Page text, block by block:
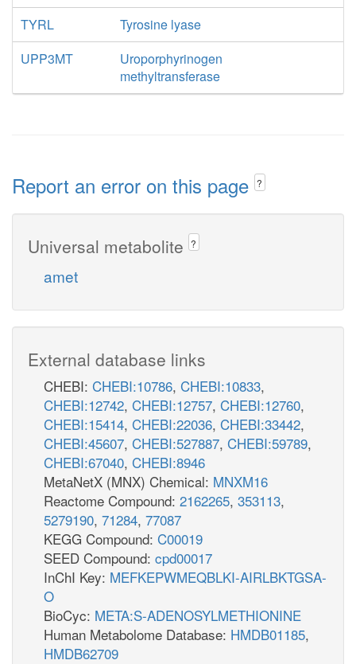
TYRL
Tyrosine lyase
UPP3MT
Uroporphyrinogen
methyltransferase
Report an error on this page ?
Universal metabolite ?
amet
External database links
CHEBI: CHEBI:10786, CHEBI:10833,
CHEBI:12742, CHEBI:12757, CHEBI:12760,
CHEBI:15414, CHEBI:22036, CHEBI:33442,
CHEBI:45607, CHEBI:527887, CHEBI:59789,
CHEBI:67040, CHEBI:8946
MetaNetX (MNX) Chemical: MNXM16
Reactome Compound: 2162265, 353113,
5279190, 71284, 77087
KEGG Compound: C00019
SEED Compound: cpd00017
InChI Key: MEFKEPWMEQBLKI-AIRLBKTGSA-
O
BioCyc: META:S-ADENOSYLMETHIONINE
Human Metabolome Database: HMDB01185,
HMDB62709